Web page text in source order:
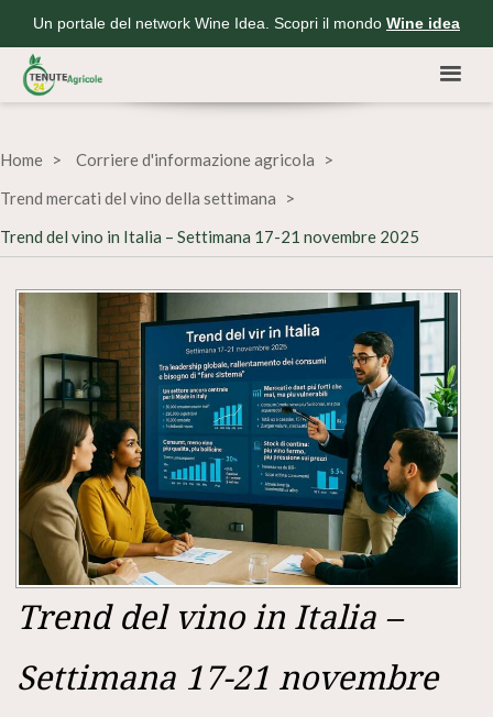
Un portale del network Wine Idea. Scopri il mondo Wine idea
Home
Corriere d'informazione agricola
Trend mercati del vino della settimana
Trend del vino in Italia – Settimana 17-21 novembre 2025
Trend del vino in Italia –
Settimana 17-21 novembre